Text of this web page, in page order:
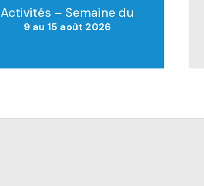
Activités – Semaine du
9 au 15 août 2026